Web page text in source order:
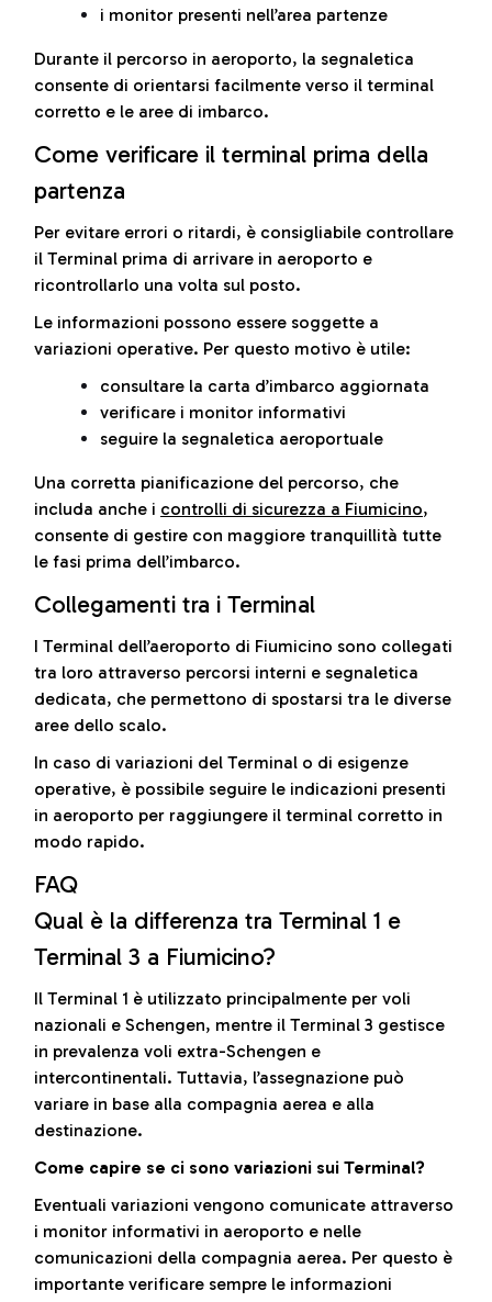
i monitor presenti nell’area partenze
Durante il percorso in aeroporto, la segnaletica
consente di orientarsi facilmente verso il terminal
corretto e le aree di imbarco.
Come verificare il terminal prima della
partenza
Per evitare errori o ritardi, è consigliabile controllare
il Terminal prima di arrivare in aeroporto e
ricontrollarlo una volta sul posto.
Le informazioni possono essere soggette a
variazioni operative. Per questo motivo è utile:
consultare la carta d’imbarco aggiornata
verificare i monitor informativi
seguire la segnaletica aeroportuale
Una corretta pianificazione del percorso, che
includa anche i controlli di sicurezza a Fiumicino,
consente di gestire con maggiore tranquillità tutte
le fasi prima dell’imbarco.
Collegamenti tra i Terminal
I Terminal dell’aeroporto di Fiumicino sono collegati
tra loro attraverso percorsi interni e segnaletica
dedicata, che permettono di spostarsi tra le diverse
aree dello scalo.
In caso di variazioni del Terminal o di esigenze
operative, è possibile seguire le indicazioni presenti
in aeroporto per raggiungere il terminal corretto in
modo rapido.
FAQ
Qual è la differenza tra Terminal 1 e
Terminal 3 a Fiumicino?
Il Terminal 1 è utilizzato principalmente per voli
nazionali e Schengen, mentre il Terminal 3 gestisce
in prevalenza voli extra-Schengen e
intercontinentali. Tuttavia, l’assegnazione può
variare in base alla compagnia aerea e alla
destinazione.
Come capire se ci sono variazioni sui Terminal?
Eventuali variazioni vengono comunicate attraverso
i monitor informativi in aeroporto e nelle
comunicazioni della compagnia aerea. Per questo è
importante verificare sempre le informazioni